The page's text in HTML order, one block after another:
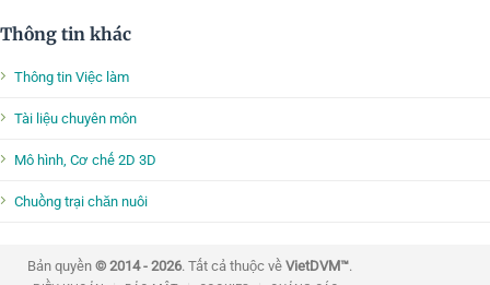
Thông tin khác
Thông tin Việc làm
Tài liệu chuyên môn
Mô hình, Cơ chế 2D 3D
Chuồng trại chăn nuôi
Bản quyền © 2014 - 2026. Tất cả thuộc về VietDVM™.